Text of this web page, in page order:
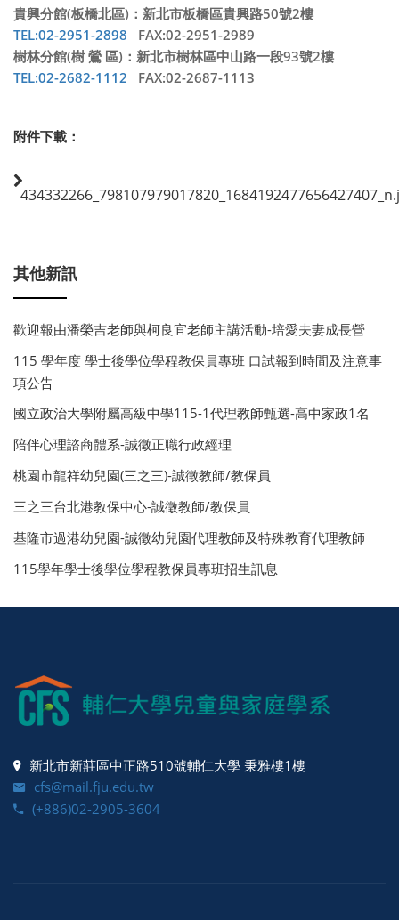
貴興分館(板橋北區)：新北市板橋區貴興路50號2樓
TEL:02-2951-2898 FAX:02-2951-2989
樹林分館(樹 鶯 區)：新北市樹林區中山路一段93號2樓
TEL:02-2682-1112 FAX:02-2687-1113
附件下載：
其他新訊
歡迎報由潘榮吉老師與柯良宜老師主講活動-培愛夫妻成長營
115 學年度 學士後學位學程教保員專班 口試報到時間及注意事
項公告
國立政治大學附屬高級中學115-1代理教師甄選-高中家政1名
陪伴心理諮商體系-誠徵正職行政經理
桃園市龍祥幼兒園(三之三)-誠徵教師/教保員
三之三台北港教保中心-誠徵教師/教保員
基隆市過港幼兒園-誠徵幼兒園代理教師及特殊教育代理教師
115學年學士後學位學程教保員專班招生訊息
新北市新莊區中正路510號輔仁大學 秉雅樓1樓
cfs@mail.fju.edu.tw
(+886)02-2905-3604